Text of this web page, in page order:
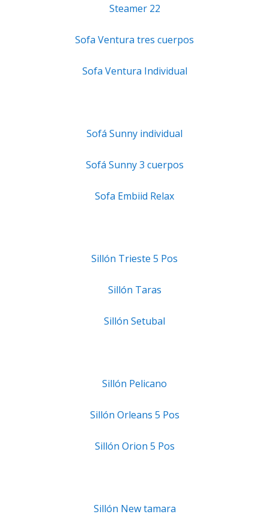
Steamer 22
Sofa Ventura tres cuerpos
Sofa Ventura Individual
Sofá Sunny individual
Sofá Sunny 3 cuerpos
Sofa Embiid Relax
Sillón Trieste 5 Pos
Sillón Taras
Sillón Setubal
Sillón Pelicano
Sillón Orleans 5 Pos
Sillón Orion 5 Pos
Sillón New tamara